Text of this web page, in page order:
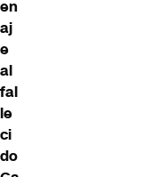
en
aj
e
al
fal
le
ci
do